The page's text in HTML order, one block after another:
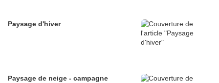
Paysage d'hiver
Paysage de neige - campagne